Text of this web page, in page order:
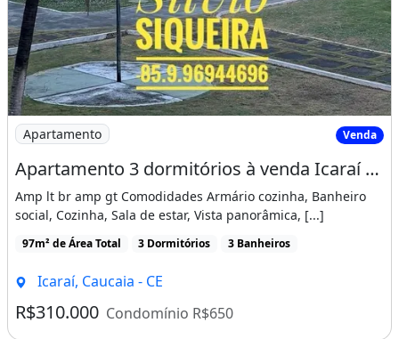
Imagem: Apartamento 3 dormitórios à venda Icaraí
Apartamento Venda
Apartamento 3 dormitórios à venda Icaraí Caucaia/CE
Amp lt br amp gt Comodidades Armário cozinha, Banheiro
social, Cozinha, Sala de estar, Vista panorâmica, [...]
97m² de Área Total 3 Dormitórios 3 Banheiros
Icaraí, Caucaia - CE
R$310.000 Condomínio R$650